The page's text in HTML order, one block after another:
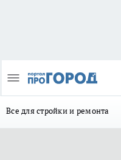
Все для стройки и ремонта